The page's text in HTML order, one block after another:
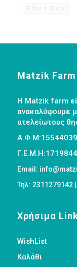
Matzik Farm
Η Matzik farm
ανακαλύψουμε
ατελείωτους
Email:
Τηλ: 2311279142
Χρήσιμα
WishList
Καλάθι